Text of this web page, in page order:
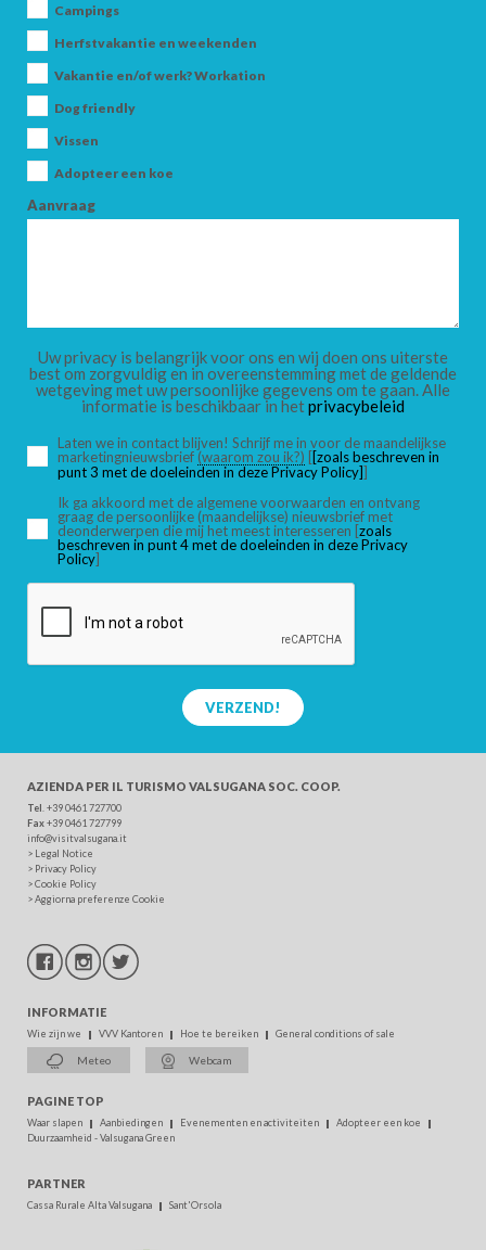
Campings
Herfstvakantie en weekenden
Vakantie en/of werk? Workation
Dog friendly
Vissen
Adopteer een koe
Aanvraag
Uw privacy is belangrijk voor ons en wij doen ons uiterste
best om zorgvuldig en in overeenstemming met de geldende
wetgeving met uw persoonlijke gegevens om te gaan. Alle
informatie is beschikbaar in hetprivacybeleid
Laten we in contact blijven! Schrijf me in voor de maandelijkse
marketingnieuwsbrief (waarom zou ik?) [[zoals beschreven in
punt 3 met de doeleinden in deze Privacy Policy]]
Ik ga akkoord met de algemene voorwaarden en ontvang
graag de persoonlijke (maandelijkse) nieuwsbrief met
deonderwerpen die mij het meest interesseren [zoals
beschreven in punt 4 met de doeleinden in deze Privacy
Policy]
VERZEND!
AZIENDA PER IL TURISMO VALSUGANA SOC. COOP.
Tel . +39 0461 727700
Fax+39 0461 727799
info@visitvalsugana.it
> Legal Notice
> Privacy Policy
>Cookie Policy
>Aggiorna preferenze Cookie
INFORMATIE
Wie zijn we VVV Kantoren Hoe te bereiken General conditions of sale
Meteo Webcam
PAGINE TOP
Waar slapen Aanbiedingen Evenementen en activiteiten
Adopteer een koe
Duurzaamheid - Valsugana Green
PARTNER
Cassa Rurale Alta Valsugana Sant'Orsola